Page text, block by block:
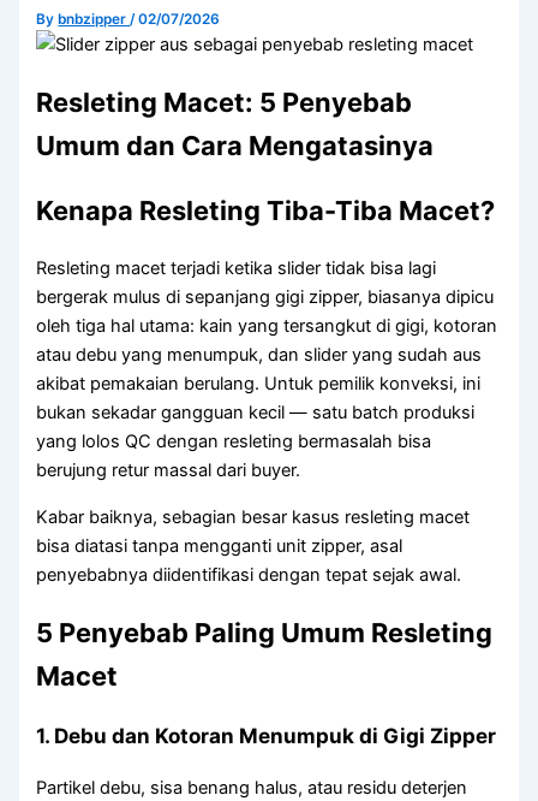
MAGIC TAPE
SLIDER
SPUN POLYESTER
WEBBING
ELASTIK
EYELET
ACCESSORIES
ABOUT US
ARTICLES
CONTACT US
CATALOG
X
Bybnbzipper/02/07/2026
Resleting Macet: 5 Penyebab
Umum dan Cara Mengatasinya
Kenapa Resleting Tiba-Tiba Macet?
Resleting macet terjadi ketika slider tidak bisa lagi
bergerak mulus di sepanjang gigi zipper, biasanya dipicu
oleh tiga hal utama: kain yang tersangkut di gigi, kotoran
atau debu yang menumpuk, dan slider yang sudah aus
akibat pemakaian berulang. Untuk pemilik konveksi, ini
bukan sekadar gangguan kecil — satu batch produksi
yang lolos QC dengan resleting bermasalah bisa
berujung retur massal dari buyer.
Kabar baiknya, sebagian besar kasus resleting macet
bisa diatasi tanpa mengganti unit zipper, asal
penyebabnya diidentifikasi dengan tepat sejak awal.
5 Penyebab Paling Umum Resleting
Macet
1. Debu dan Kotoran Menumpuk di Gigi Zipper
Partikel debu, sisa benang halus, atau residu deterjen